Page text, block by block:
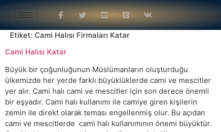
Etiket: Cami Halısı Firmaları Katar
Cami Halısı Katar
Büyük bir çoğunluğunun Müslümanların oluşturduğu
ülkemizde her yerde farklı büyüklüklerde cami ve mescitler
yer alır. Cami halı cami ve mescitler için son derece önemli
bir eşyadır. Cami halı kullanımı ile camiye giren kişilerin
zemin ile direkt olarak teması engellenmiş olur. Bu açıdan
cami ve mescitlerde cami halı kullanımının önemi büyüktür.